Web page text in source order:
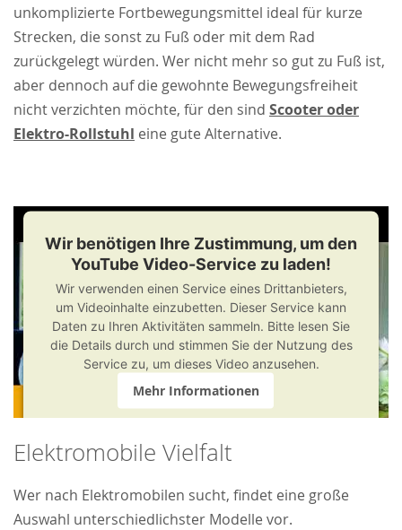
unkomplizierte Fortbewegungsmittel ideal für kurze
Strecken, die sonst zu Fuß oder mit dem Rad
zurückgelegt würden. Wer nicht mehr so gut zu Fuß ist,
aber dennoch auf die gewohnte Bewegungsfreiheit
nicht verzichten möchte, für den sind Scooter oder
Elektro-Rollstuhl eine gute Alternative.
Wir benötigen Ihre Zustimmung, um den
YouTube Video-Service zu laden!
Wir verwenden einen Service eines Drittanbieters,
um Videoinhalte einzubetten. Dieser Service kann
Daten zu Ihren Aktivitäten sammeln. Bitte lesen Sie
die Details durch und stimmen Sie der Nutzung des
Service zu, um dieses Video anzusehen.
Mehr Informationen
powered by
Usercentrics Consent Management
Elektromobile Vielfalt
Wer nach Elektromobilen sucht, findet eine große
Auswahl unterschiedlichster Modelle vor.